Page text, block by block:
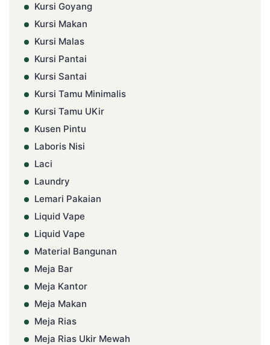
Kursi Goyang
Kursi Makan
Kursi Malas
Kursi Pantai
Kursi Santai
Kursi Tamu Minimalis
Kursi Tamu UKir
Kusen Pintu
Laboris Nisi
Laci
Laundry
Lemari Pakaian
Liquid Vape
Liquid Vape
Material Bangunan
Meja Bar
Meja Kantor
Meja Makan
Meja Rias
Meja Rias Ukir Mewah